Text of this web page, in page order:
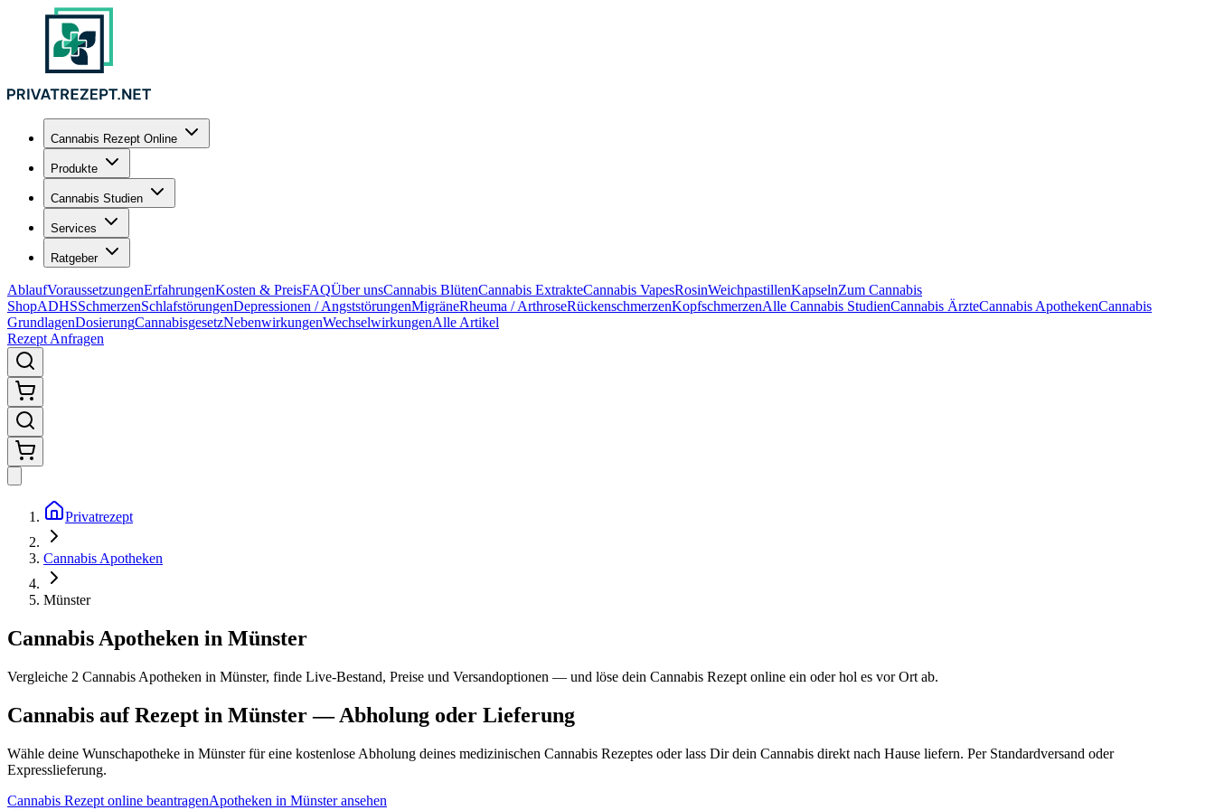
Cannabis Rezept Online
Produkte
Cannabis Studien
Services
Ratgeber
AblaufVoraussetzungenErfahrungenKosten & PreisFAQÜber unsCannabis BlütenCannabis ExtrakteCannabis VapesRosinWeichpastillenKapselnZum Cannabis
ShopADHSSchmerzenSchlafstörungenDepressionen / AngststörungenMigräneRheuma / ArthroseRückenschmerzenKopfschmerzenAlle Cannabis StudienCannabis ÄrzteCannabis ApothekenCannabis
GrundlagenDosierungCannabisgesetzNebenwirkungenWechselwirkungenAlle Artikel
Rezept Anfragen
Privatrezept
Cannabis Apotheken
Münster
Cannabis Apotheken in Münster
Vergleiche 2 Cannabis Apotheken in Münster, finde Live-Bestand, Preise und Versandoptionen — und löse dein Cannabis Rezept online ein oder hol es vor Ort ab.
Cannabis auf Rezept in Münster— Abholung oder Lieferung
Wähle deine Wunschapotheke in Münsterfür eine kostenlose Abholung deines medizinischen Cannabis Rezeptes oder lass Dir dein Cannabis direkt nach Hause liefern. Per Standardversand oder
Expresslieferung.
Cannabis Rezept online beantragenApotheken in Münsteransehen